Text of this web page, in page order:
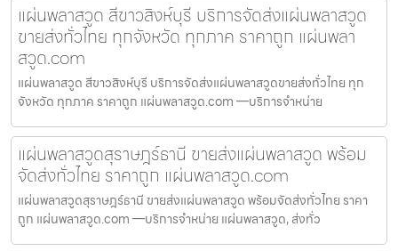
แผ่นพลาสวูด สีขาวสิงห์บุรี บริการจัดส่งแผ่นพลาสวูด
ขายส่งทั่วไทย ทุกจังหวัด ทุกภาค ราคาถูก แผ่นพลา
สวูด.com
แผ่นพลาสวูด สีขาวสิงห์บุรี บริการจัดส่งแผ่นพลาสวูดขายส่งทั่วไทย ทุก
จังหวัด ทุกภาค ราคาถูก แผ่นพลาสวูด.com —บริการจำหน่าย
แผ่นพลาสวูดสุราษฎร์ธานี ขายส่งแผ่นพลาสวูด พร้อม
จัดส่งทั่วไทย ราคาถูก แผ่นพลาสวูด.com
แผ่นพลาสวูดสุราษฎร์ธานี ขายส่งแผ่นพลาสวูด พร้อมจัดส่งทั่วไทย ราคา
ถูก แผ่นพลาสวูด.com —บริการจำหน่าย แผ่นพลาสวูด, ส่งทั่ว